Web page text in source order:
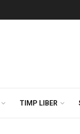
TIMP LIBER